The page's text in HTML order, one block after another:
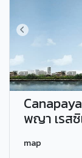
พญา เรส
map